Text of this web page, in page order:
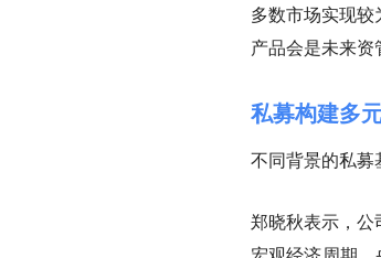
多数市场实现
产品会是未来资
私募构建多
不同背景的私募
郑晓秋表示，公